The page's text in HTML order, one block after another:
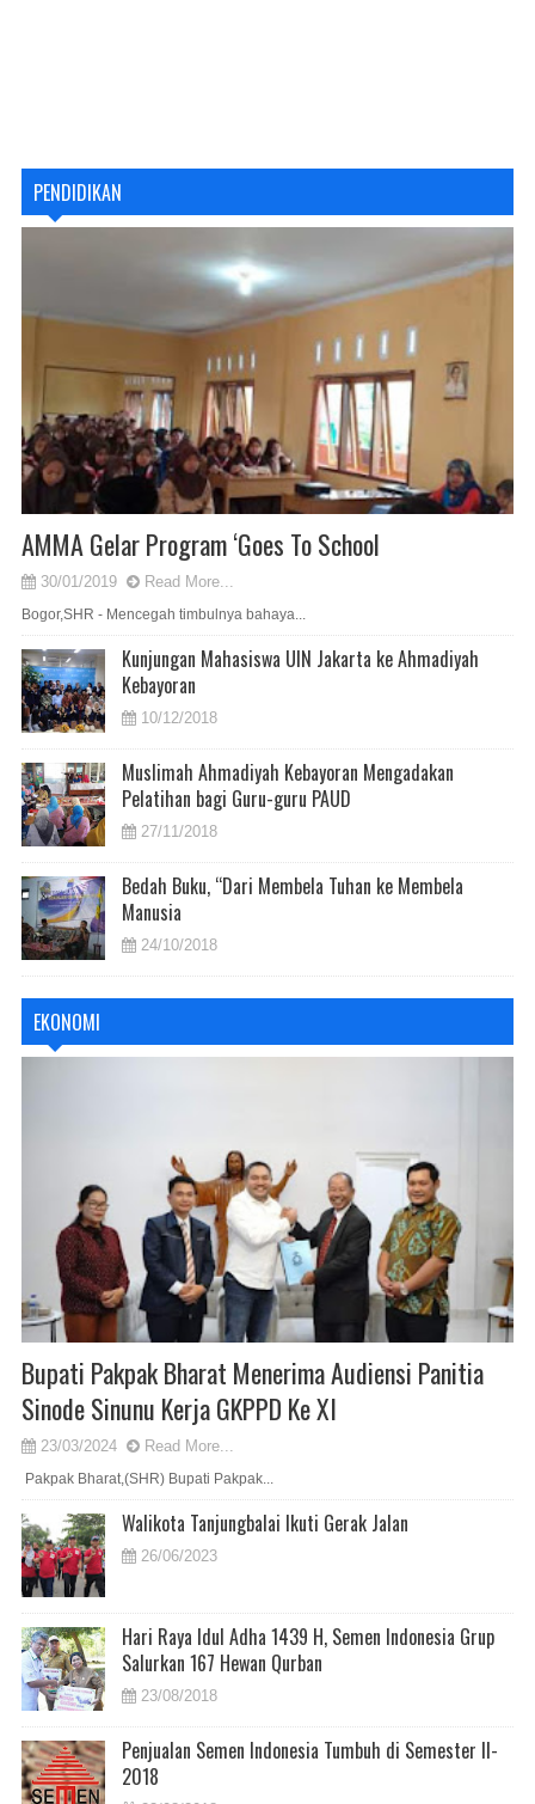
PENDIDIKAN
AMMA Gelar Program ‘Goes To School
30/01/2019 Read More...
Bogor,SHR - Mencegah timbulnya bahaya...
Kunjungan Mahasiswa UIN Jakarta ke Ahmadiyah
Kebayoran
10/12/2018
Muslimah Ahmadiyah Kebayoran Mengadakan
Pelatihan bagi Guru-guru PAUD
27/11/2018
Bedah Buku, “Dari Membela Tuhan ke Membela
Manusia
24/10/2018
EKONOMI
Bupati Pakpak Bharat Menerima Audiensi Panitia
Sinode Sinunu Kerja GKPPD Ke XI
23/03/2024 Read More...
Pakpak Bharat,(SHR) Bupati Pakpak...
Walikota Tanjungbalai Ikuti Gerak Jalan
26/06/2023
Hari Raya Idul Adha 1439 H, Semen Indonesia Grup
Salurkan 167 Hewan Qurban
23/08/2018
Penjualan Semen Indonesia Tumbuh di Semester II-
2018